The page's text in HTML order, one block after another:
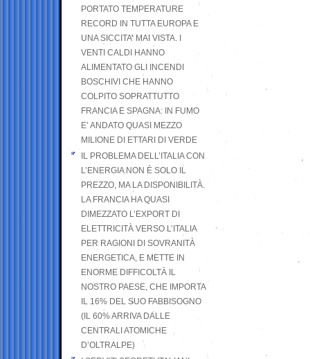
PORTATO TEMPERATURE
RECORD IN TUTTA EUROPA E
UNA SICCITA’ MAI VISTA. I
VENTI CALDI HANNO
ALIMENTATO GLI INCENDI
BOSCHIVI CHE HANNO
COLPITO SOPRATTUTTO
FRANCIA E SPAGNA: IN FUMO
E’ ANDATO QUASI MEZZO
MILIONE DI ETTARI DI VERDE
IL PROBLEMA DELL’ITALIA CON
L’ENERGIA NON È SOLO IL
PREZZO, MA LA DISPONIBILITÀ.
LA FRANCIA HA QUASI
DIMEZZATO L’EXPORT DI
ELETTRICITÀ VERSO L’ITALIA
PER RAGIONI DI SOVRANITÀ
ENERGETICA, E METTE IN
ENORME DIFFICOLTÀ IL
NOSTRO PAESE, CHE IMPORTA
IL 16% DEL SUO FABBISOGNO
(IL 60% ARRIVA DALLE
CENTRALI ATOMICHE
D’OLTRALPE)